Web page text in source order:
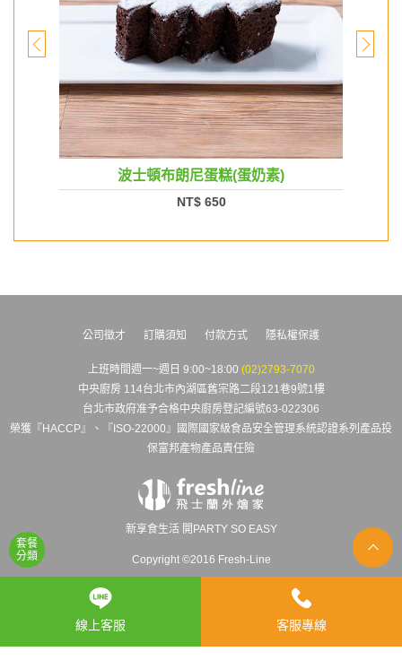
套餐
分類
波士頓布朗尼蛋糕(蛋奶素)
NT$ 650
公司徵才 訂購須知 付款方式 隱私權保護
上班時間週一~週日 9:00~18:00 (02)2793-7070
中央廚房 114台北市內湖區舊宗路二段121巷9號1樓
台北市政府准予合格中央廚房登記編號63-022306
榮獲『HACCP』、『ISO-22000』國際國家級食品安全管理系統認證系列產品投
保富邦產物產品責任險
新享食生活 開PARTY SO EASY
Copyright ©2016 Fresh-Line
線上客服 客服專線